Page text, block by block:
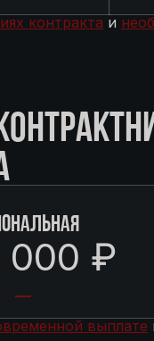
контракта и
000 ₽
выплате